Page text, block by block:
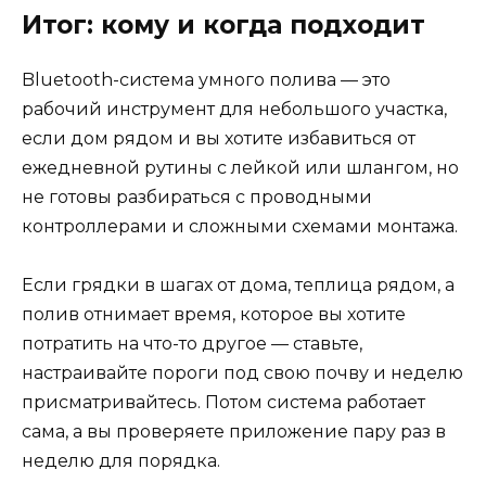
Итог: кому и когда подходит
Bluetooth-система умного полива — это
рабочий инструмент для небольшого участка,
если дом рядом и вы хотите избавиться от
ежедневной рутины с лейкой или шлангом, но
не готовы разбираться с проводными
контроллерами и сложными схемами монтажа.
Если грядки в шагах от дома, теплица рядом, а
полив отнимает время, которое вы хотите
потратить на что-то другое — ставьте,
настраивайте пороги под свою почву и неделю
присматривайтесь. Потом система работает
сама, а вы проверяете приложение пару раз в
неделю для порядка.